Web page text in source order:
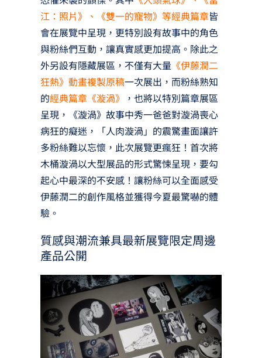
江：照片》、《雙一的寵物》等經典篇章皆
會在展覽中呈現，更特別設有故事中的角色
與粉絲們互動，讓真實感更加提高。除此之
外另設有隱藏展區，不僅有大量《伊藤潤二
狂熱》動畫複製原稿一次展出，而粉絲熟知
的經典篇章《漩渦》 ，也將以特別篇章展區
呈現，《漩渦》故事中秀一爸爸對漩渦喪心
病狂的癡迷，「人肉漩渦」的震驚畫面讓許
多粉絲難以忘懷，此次展覽更瘋狂！首次將
木桶漩渦以大型展品的形式驚悚呈現，要勾
起心中最深的不安感！讓粉絲可以全面感受
伊藤潤二的創作風格並獲得今夏最驚嚇的體
驗。
質感與潮流兼具最新展覽限定周邊
產品公開